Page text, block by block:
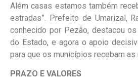
Além casas estamos também
estradas”. Prefeito de Umarizal,
conhecido por Pezão, destacou
do Estado, e agora o apoio
para que os municípios recebam as
PRAZO E VALORES